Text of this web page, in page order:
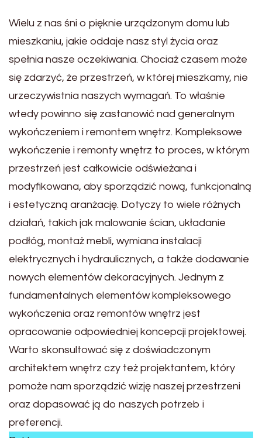
Wielu z nas śni o pięknie urządzonym domu lub
mieszkaniu, jakie oddaje nasz styl życia oraz
spełnia nasze oczekiwania. Chociaż czasem może
się zdarzyć, że przestrzeń, w której mieszkamy, nie
urzeczywistnia naszych wymagań. To właśnie
wtedy powinno się zastanowić nad generalnym
wykończeniem i remontem wnętrz. Kompleksowe
wykończenie i remonty wnętrz to proces, w którym
przestrzeń jest całkowicie odświeżana i
modyfikowana, aby sporządzić nową, funkcjonalną
i estetyczną aranżację. Dotyczy to wiele różnych
działań, takich jak malowanie ścian, układanie
podłóg, montaż mebli, wymiana instalacji
elektrycznych i hydraulicznych, a także dodawanie
nowych elementów dekoracyjnych. Jednym z
fundamentalnych elementów kompleksowego
wykończenia oraz remontów wnętrz jest
opracowanie odpowiedniej koncepcji projektowej.
Warto skonsultować się z doświadczonym
architektem wnętrz czy też projektantem, który
pomoże nam sporządzić wizję naszej przestrzeni
oraz dopasować ją do naszych potrzeb i
preferencji.